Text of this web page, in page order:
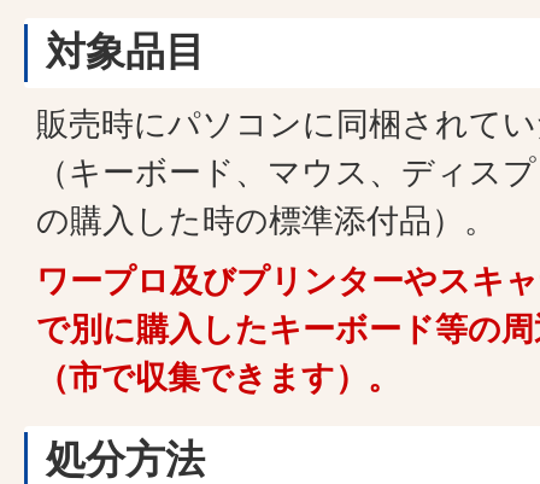
対象品目
販売時にパソコンに同梱されて
（キーボード、マウス、ディス
の購入した時の標準添付品）。
ワープロ及びプリンターやスキ
で別に購入したキーボード等の
（市で収集できます） 。
処分方法